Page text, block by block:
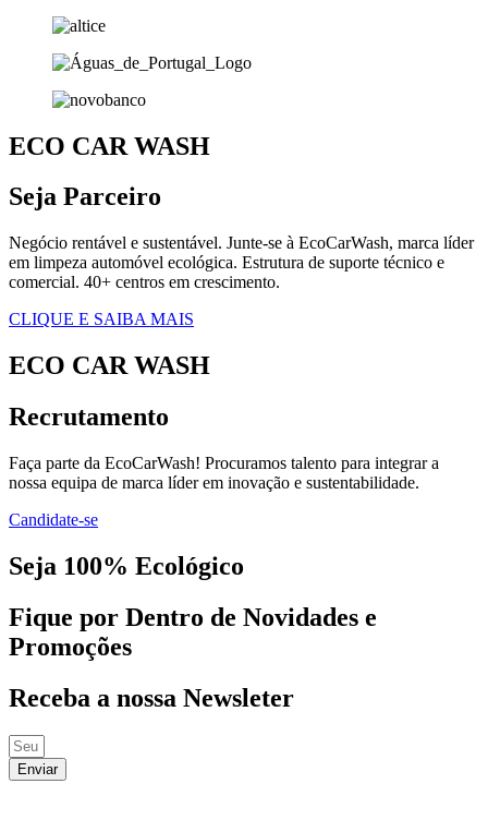
ECO CAR WASH
Seja Parceiro
Negócio rentável e sustentável. Junte-se à EcoCarWash, marca líder
em limpeza automóvel ecológica. Estrutura de suporte técnico e
comercial. 40+ centros em crescimento.
CLIQUE E SAIBA MAIS
ECO CAR WASH
Recrutamento
Faça parte da EcoCarWash! Procuramos talento para integrar a
nossa equipa de marca líder em inovação e sustentabilidade.
Candidate-se
Seja 100% Ecológico
Fique por Dentro de Novidades e
Promoções
Receba a nossa Newsleter
Enviar